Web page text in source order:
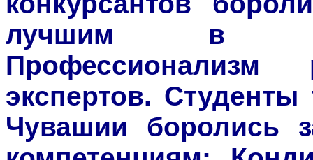
лучшим в
экспертов.
Чувашии боролись